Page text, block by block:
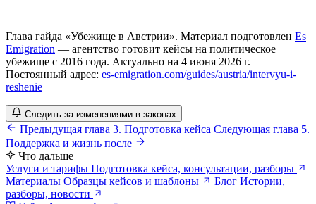
Глава гайда «Убежище в Австрии». Материал подготовлен Es
Emigration — агентство готовит кейсы на политическое
убежище с 2016 года. Актуально на 4 июня 2026 г.
Постоянный адрес: es-emigration.com/guides/austria/intervyu-i-
reshenie
Следить за изменениями в законах
Предыдущая глава 3. Подготовка кейса Следующая глава 5.
Поддержка и жизнь после
Что дальше
Услуги и тарифы Подготовка кейса, консультации, разборы
Материалы Образцы кейсов и шаблоны Блог Истории,
разборы, новости